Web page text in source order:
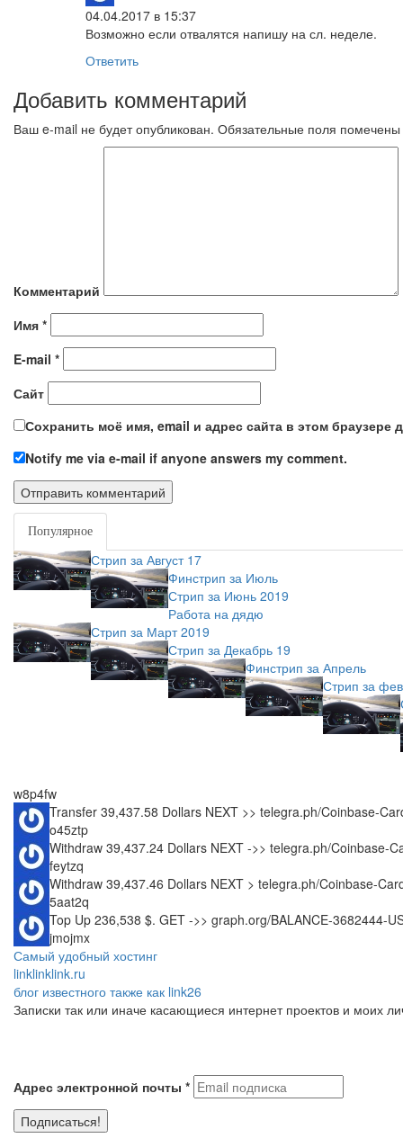
04.04.2017 в 15:37
Возможно если отвалятся напишу на сл. неделе.
Ответить
Добавить комментарий
Ваш e-mail не будет опубликован. Обязательные поля помечены
Комментарий
Имя *
E-mail *
Сайт
Сохранить моё имя, email и адрес сайта в этом
Notify me via e-mail if anyone answers my comment.
Популярное
Стрип за Август 17
Финстрип за Июль
Стрип за Июнь 2019
Работа на дядю
Стрип за Март 2019
Стрип за Декабрь 19
Финстрип за Апрель
Стрип за
w8p4fw
Transfer 39,437.58 Dollars NEXT >> telegra.ph/Coinbase-
o45ztp
Withdraw 39,437.24 Dollars NEXT ->> telegra.ph/Coinbase-
feytzq
Withdraw 39,437.46 Dollars NEXT > telegra.ph/Coinbase-
5aat2q
Top Up 236,538 $. GET ->> graph.org/BALANCE-3682444-
jmojmx
Самый удобный хостинг
linklinklink.ru
блог известного также как link26
Записки так или иначе касающиеся интернет проектов и моих
Адрес электронной почты *